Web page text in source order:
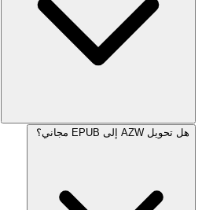
هل تحويل AZW إلى EPUB مجاني؟